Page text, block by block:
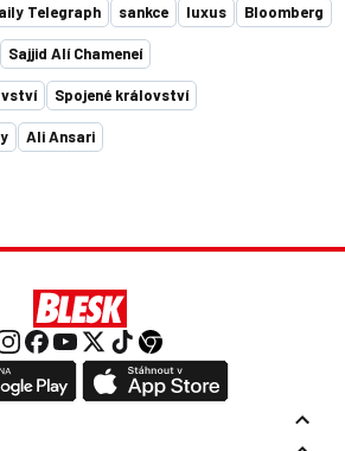
Telegraph sankce luxus Bloomberg
Sajjid Alí Chameneí
Spojené království
Ali Ansari